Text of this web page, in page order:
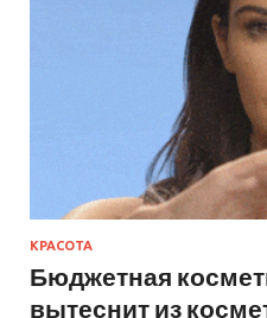
КРАСОТА
Бюджетная
вытеснит из